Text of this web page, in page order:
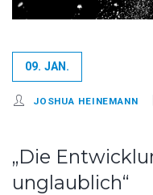
09. JAN.
JOSHUA HEINEMANN
„Die
unglaublich“